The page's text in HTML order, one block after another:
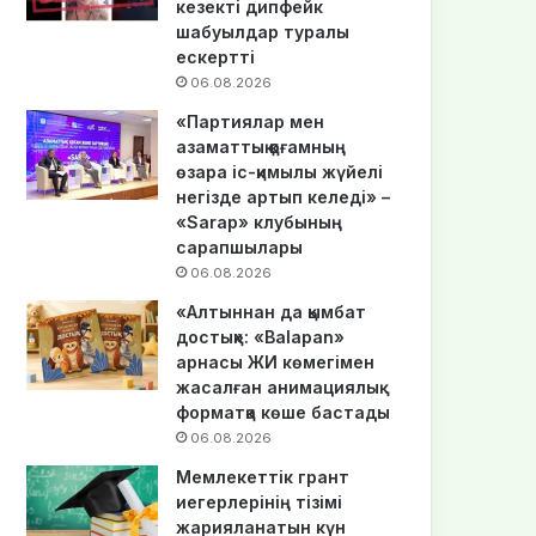
кезекті дипфейк
шабуылдар туралы
ескертті
06.08.2026
«Партиялар мен
азаматтық қоғамның
өзара іс-қимылы жүйелі
негізде артып келеді» –
«Sarap» клубының
сарапшылары
06.08.2026
«Алтыннан да қымбат
достық»: «Balapan»
арнасы ЖИ көмегімен
жасалған анимациялық
форматқа көше бастады
06.08.2026
Мемлекеттік грант
иегерлерінің тізімі
жарияланатын күн